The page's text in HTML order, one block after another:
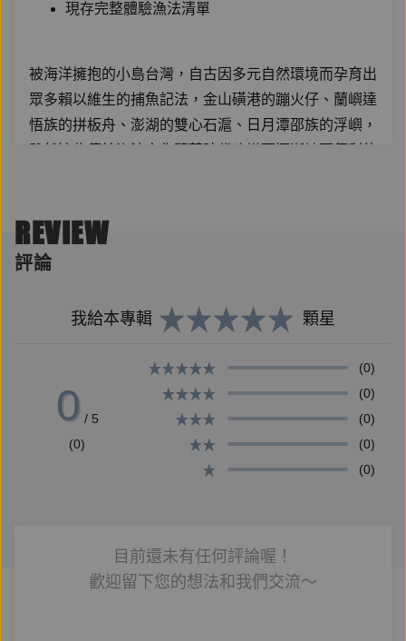
現存完整體驗漁法清單
被海洋擁抱的小島台灣，自古因多元自然環境而孕育出
眾多賴以維生的捕魚記法，金山磺港的蹦火仔、蘭嶼達
悟族的拼板舟、澎湖的雙心石滬、日月潭邵族的浮嶼，
名前來朝聖。這些被我們逐漸忽視的文化，其實都是別
人眼中珍貴的寶石。
我們集結沿海及淡水漁法之精華，呈現全台各地11種
域，透過精彩的文字、照片，帶領你認識我們所擁有的
傳統漁法文化；從漁人的日常出發，帶領讀者探索人與
生態、環境之間的關係。在閱讀的同時，也不妨背起行
囊走出戶外，深入台北之外的地區，跟著本書繞行全台
一青妙（作家/演員）、周永暉（台灣交通部觀光局局
長）、陳頤華（日本文化誌《秋刀魚》總編輯）
REVIEW
評論
我給本專輯 顆星
0 / 5
(0)
(0)
(0)
(0)
(0)
(0)
目前還未有任何評論喔！
歡迎留下您的想法和我們交流～